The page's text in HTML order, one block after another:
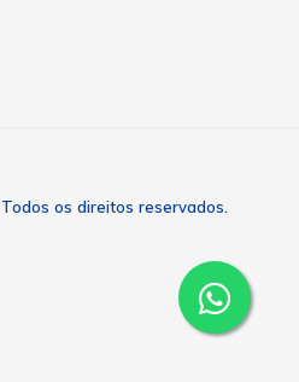
os direitos reservados.